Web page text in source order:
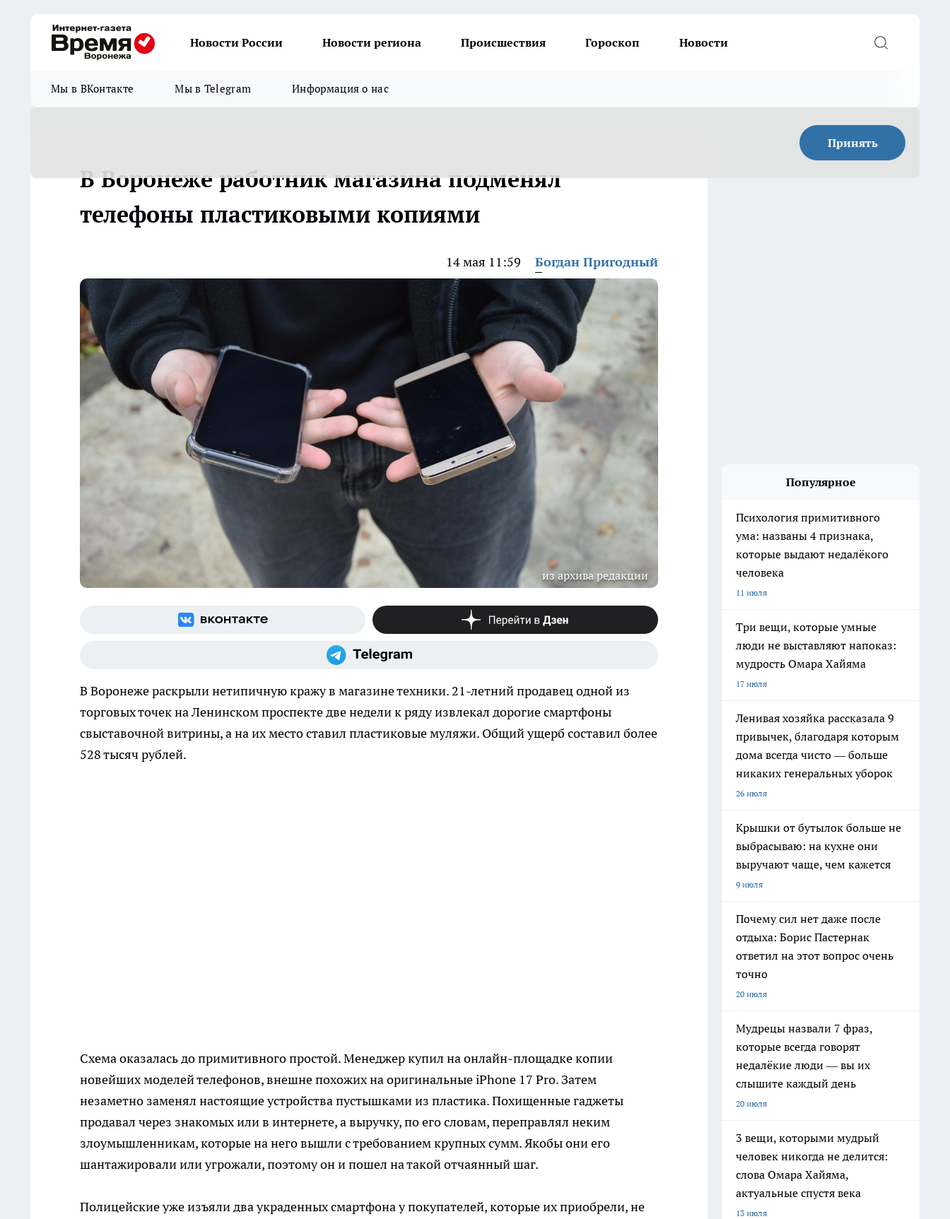
Новости России Новости региона Происшествия Гороскоп Новости
Мы в ВКонтакте Мы в Telegram Информация о нас
Принять
В Воронеже работник магазина подменял
телефоны пластиковыми копиями
14 мая 11:59 Богдан Пригодный
из архива редакции
В Воронеже раскрыли нетипичную кражу в магазине техники. 21-летний продавец одной из
торговых точек на Ленинском проспекте две недели к ряду извлекал дорогие смартфоны
свыставочной витрины, а на их место ставил пластиковые муляжи. Общий ущерб составил более
528 тысяч рублей.
Схема оказалась до примитивного простой. Менеджер купил на онлайн-площадке копии
новейших моделей телефонов, внешне похожих на оригинальные iPhone 17 Pro. Затем
незаметно заменял настоящие устройства пустышками из пластика. Похищенные гаджеты
продавал через знакомых или в интернете, а выручку, по его словам, переправлял неким
злоумышленникам, которые на него вышли с требованием крупных сумм. Якобы они его
шантажировали или угрожали, поэтому он и пошел на такой отчаянный шаг.
Полицейские уже изъяли два украденных смартфона у покупателей, которые их приобрели, не
Популярное
Психология примитивного
ума: названы 4 признака,
которые выдают недалёкого
человека
11 июля
Три вещи, которые умные
люди не выставляют напоказ:
мудрость Омара Хайяма
17 июля
Ленивая хозяйка рассказала 9
привычек, благодаря которым
дома всегда чисто — больше
никаких генеральных уборок
26 июля
Крышки от бутылок больше не
выбрасываю: на кухне они
выручают чаще, чем кажется
9 июля
Почему сил нет даже после
отдыха: Борис Пастернак
ответил на этот вопрос очень
точно
20 июля
Мудрецы назвали 7 фраз,
которые всегда говорят
недалёкие люди — вы их
слышите каждый день
20 июля
3 вещи, которыми мудрый
человек никогда не делится:
слова Омара Хайяма,
актуальные спустя века
13 июля